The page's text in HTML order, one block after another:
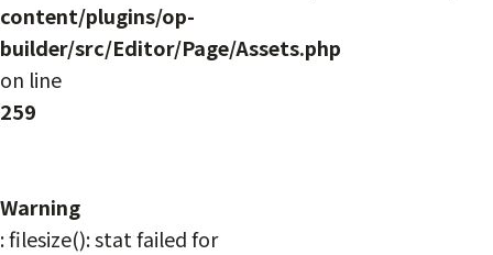
content/plugins/op-
builder/src/Editor/Page/Assets.php
on line
259
Warning
: filesize(): stat failed for